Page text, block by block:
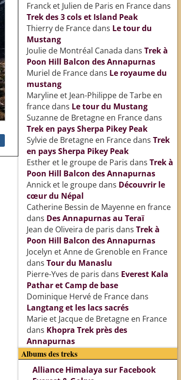
Franck et Julien de Paris en Francedans
Trek des 3 cols et Island Peak
Thierry de Francedans Le tour du
Mustang
Joulie de Montréal Canada dans Trek à
Poon Hill Balcon des Annapurnas
Muriel de Francedans Le royaume du
mustang
Maryline et Jean-Philippe de Tarbe en
francedans Le tour du Mustang
Suzanne de Bretagne en Francedans
Trek en pays Sherpa Pikey Peak
Sylvie de Bretagne en Francedans Trek
en pays Sherpa Pikey Peak
Esther et le groupe de Paris dans Trek à
Poon Hill Balcon des Annapurnas
Annick et le groupedans Découvrir le
cœur du Népal
Catherine Bessin de Mayenne en france
dans Des Annapurnas au Teraï
Jean de Oliveira de paris dans Trek à
Poon Hill Balcon des Annapurnas
Jocelyn et Anne de Grenoble en France
dans Tour du Manaslu
Pierre-Yves de paris dans Everest Kala
Pathar et Camp de base
Dominique Hervé de Francedans
Langtang et les lacs sacrés
Marie et Jacque de Bretagne en France
dans Khopra Trek près des
Annapurnas
Albums des treks
Alliance Himalaya sur Facebook